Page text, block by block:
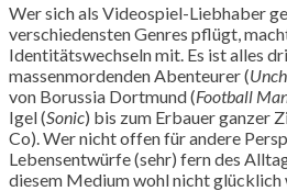
Wer sich als Videospiel-Liebhaber
verschiedensten Genres pflügt,
Identitätswechseln mit. Es ist alles
massenmordenden Abenteurer (
von Borussia Dortmund (Football
Igel (Sonic) bis zum Erbauer ganzer
Co). Wer nicht offen für andere
Lebensentwürfe (sehr) fern des
diesem Medium wohl nicht glücklich